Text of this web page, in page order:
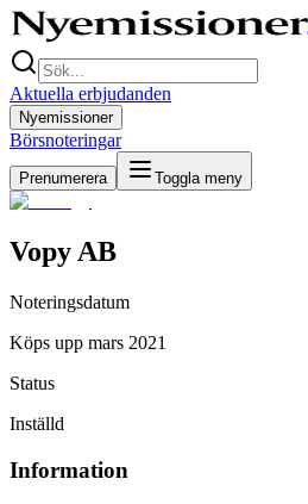
Aktuella erbjudanden
Nyemissioner
Börsnoteringar
Prenumerera Toggla meny
Vopy AB
Noteringsdatum
Köps upp mars 2021
Status
Inställd
Information